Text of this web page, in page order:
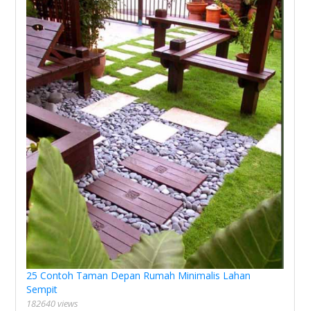
25 Contoh Taman Depan Rumah Minimalis Lahan
Sempit
182640 views